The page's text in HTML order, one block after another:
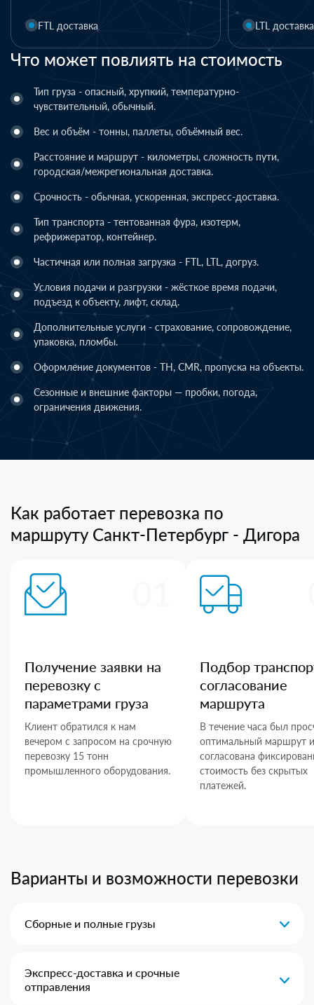
Что может повлиять на стоимость
Тип груза - опасный, хрупкий, температурно-
чувствительный, обычный.
Вес и объём - тонны, паллеты, объёмный вес.
Расстояние и маршрут - километры, сложность пути,
городская/межрегиональная доставка.
Срочность - обычная, ускоренная, экспресс-доставка.
Тип транспорта - тентованная фура, изотерм,
рефрижератор, контейнер.
Частичная или полная загрузка - FTL, LTL, догруз.
Условия подачи и разгрузки - жёсткое время подачи,
подъезд к объекту, лифт, склад.
Дополнительные услуги - страхование, сопровождение,
упаковка, пломбы.
Оформление документов - ТН, CMR, пропуска на объекты.
Сезонные и внешние факторы — пробки, погода,
ограничения движения.
FTL доставка LTL
Как работает перевозка по
маршруту Санкт-Петербург - Дигора
Получение заявки на
перевозку с
параметрами груза
Клиент обратился к нам
вечером с запросом на срочную
перевозку 15 тонн
промышленного оборудования.
Подбор
согласование
маршрута
В течение часа был
оптимальный маршрут и
согласована
стоимость без скрытых
платежей.
Варианты и возможности перевозки
Сборные и полные грузы
Экспресс-доставка и срочные
отправления